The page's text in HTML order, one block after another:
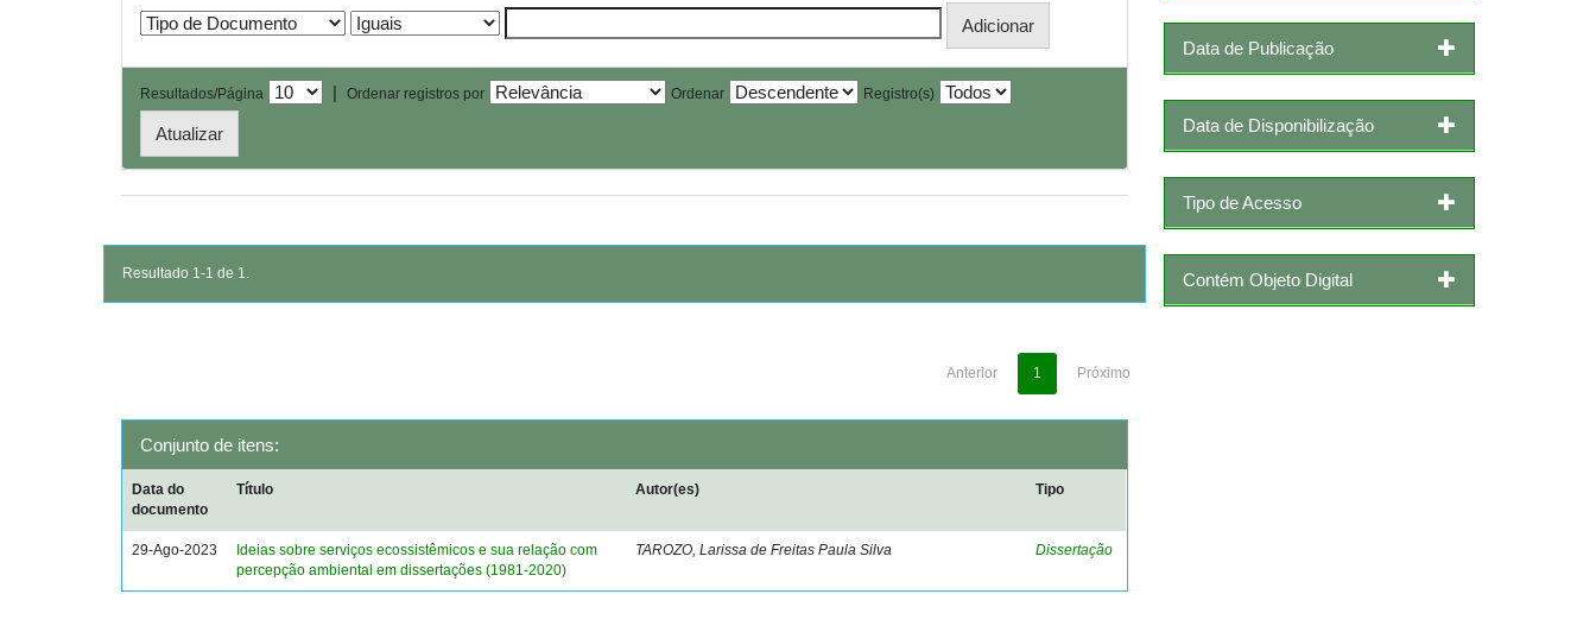
Resultados/Página | Ordenar registros por Ordenar Registro(s)
Resultado 1-1 de 1.
Anterior 1 Próximo
Conjunto de itens:
Data do
documento
Título Autor(es) Tipo
29-Ago-2023
Ideias sobre serviços ecossistêmicos e sua relação com
percepção ambiental em dissertações (1981-2020)
TAROZO, Larissa de Freitas Paula Silva Dissertação
Data de Publicação
Data de Disponibilização
Tipo de Acesso
Contém Objeto Digital